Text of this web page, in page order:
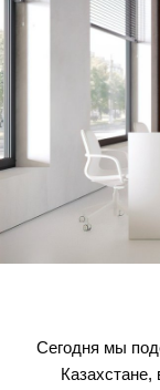
Сегодня мы